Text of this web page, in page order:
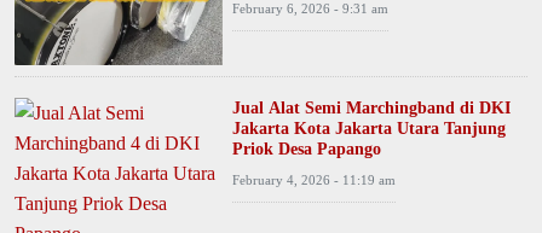
February 6, 2026 - 9:31 am
Jual Alat Semi Marchingband di DKI
Jakarta Kota Jakarta Utara Tanjung
Priok Desa Papango
February 4, 2026 - 11:19 am